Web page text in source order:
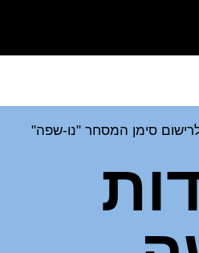
סימן המסחר "נו-שפה"